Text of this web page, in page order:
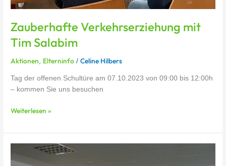
Zauberhafte Verkehrserziehung mit
Tim Salabim
Aktionen Elterninfo /Celine Hilbers
Tag der offenen Schultüre am 07.10.2023 von 09:00 bis 12:00h
– kommen Sie uns besuchen
Weiterlesen »
Zauberhafter
Nikolausgottesdienst: